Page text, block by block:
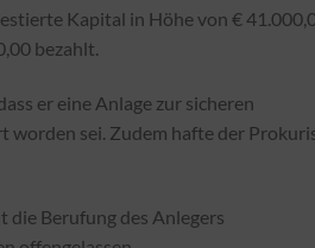
Kapital in Höhe von €
bezahlt.
er eine Anlage zur sicheren
worden sei. Zudem hafte der
die Berufung des Anlegers